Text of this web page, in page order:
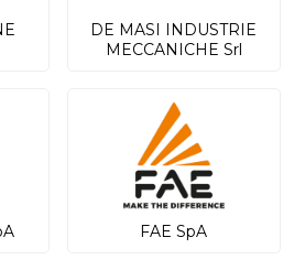
DE MASI INDUSTRIE
MECCANICHE Srl
FAE SpA